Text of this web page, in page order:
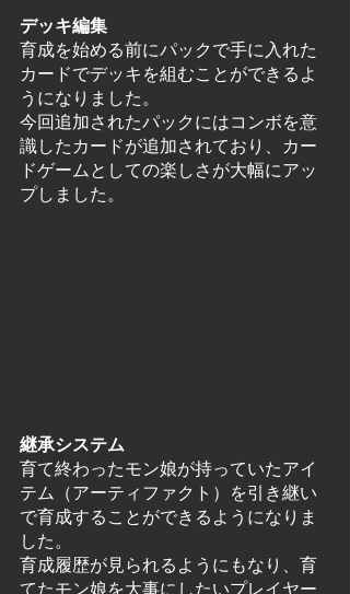
デッキ編集
育成を始める前にパックで手に入れた
カードでデッキを組むことができるよ
うになりました。
今回追加されたパックにはコンボを意
識したカードが追加されており、カー
ドゲームとしての楽しさが大幅にアッ
プしました。
継承システム
育て終わったモン娘が持っていたアイ
テム（アーティファクト）を引き継い
で育成することができるようになりま
した。
育成履歴が見られるようにもなり、育